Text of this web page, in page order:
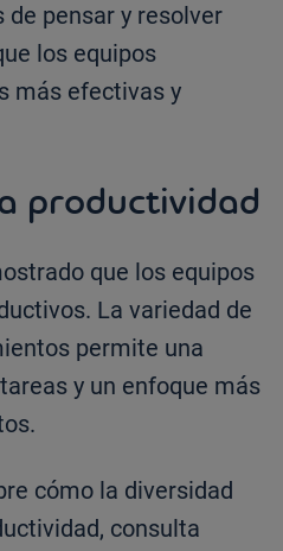
pensar y resolver
los equipos
más efectivas y
productividad
que los equipos
La variedad de
permite una
y un enfoque más
cómo la diversidad
consulta